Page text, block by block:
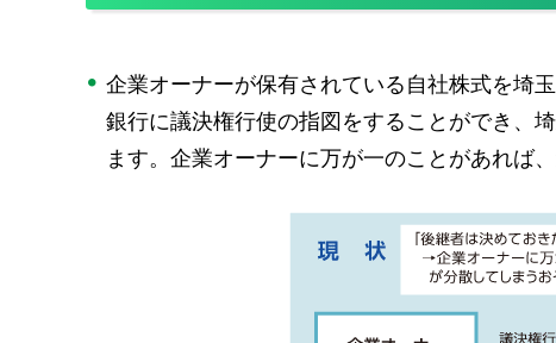
企業オーナーが保有されている自社株式を埼
銀行に議決権行使の指図をすることができ、
ます。企業オーナーに万が一のことがあれば